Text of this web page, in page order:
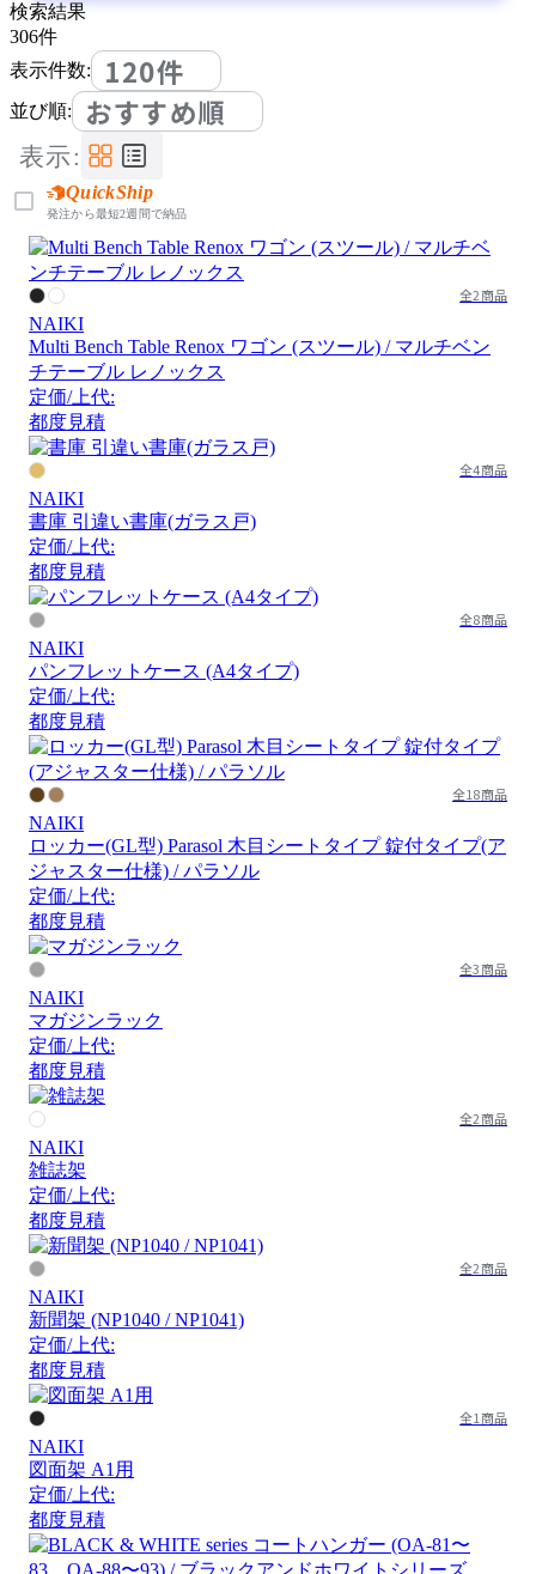
検索結果
306件
表示件数:
120件
並び順: おすすめ順
表示:
QuickShip
発注から最短2週間で納品
全2商品
NAIKI
Multi Bench Table Renox ワゴン (スツール) / マルチベン
チテーブル レノックス
定価/上代:
都度見積
全4商品
NAIKI
書庫 引違い書庫(ガラス戸)
定価/上代:
都度見積
全8商品
NAIKI
パンフレットケース (A4タイプ)
定価/上代:
都度見積
全18商品
NAIKI
ロッカー(GL型) Parasol 木目シートタイプ 錠付タイプ(ア
ジャスター仕様) / パラソル
定価/上代:
都度見積
全3商品
NAIKI
マガジンラック
定価/上代:
都度見積
全2商品
NAIKI
雑誌架
定価/上代:
都度見積
全2商品
NAIKI
新聞架 (NP1040 / NP1041)
定価/上代:
都度見積
全1商品
NAIKI
図面架 A1用
定価/上代:
都度見積